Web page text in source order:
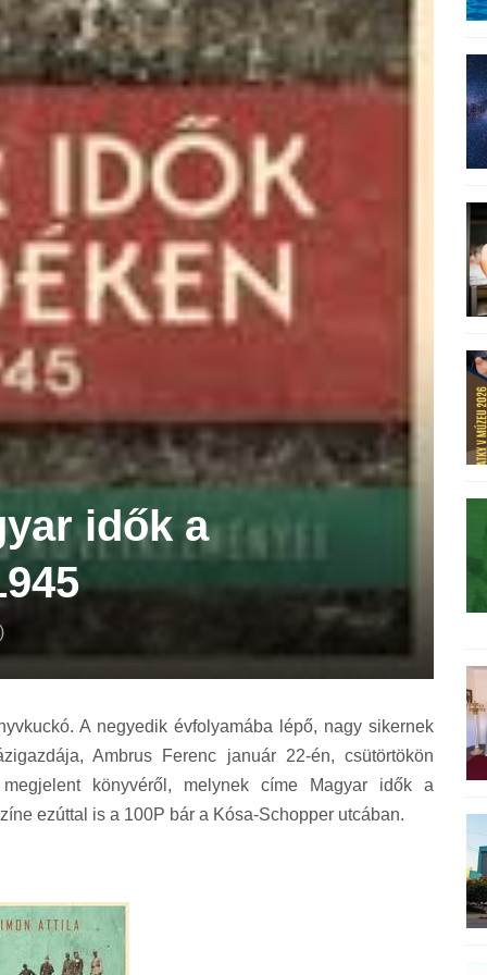
idők a
A negyedik évfolyamába lépő, nagy sikernek
Ambrus Ferenc január 22-én, csütörtökön
könyvéről, melynek címe Magyar idők a
ezúttal is a 100P bár a Kósa-Schopper utcában.